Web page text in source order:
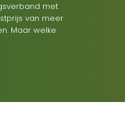
met
van meer
Maar welke